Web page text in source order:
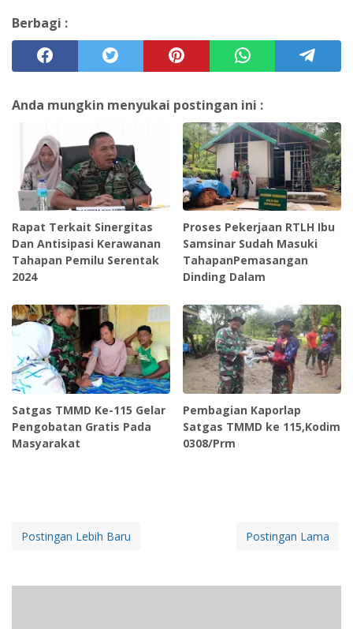
Berbagi :
Anda mungkin menyukai postingan ini :
Rapat Terkait Sinergitas
Dan Antisipasi Kerawanan
Tahapan Pemilu Serentak
2024
Proses Pekerjaan RTLH Ibu
Samsinar Sudah Masuki
TahapanPemasangan
Dinding Dalam
Satgas TMMD Ke-115 Gelar
Pengobatan Gratis Pada
Masyarakat
Pembagian Kaporlap
Satgas TMMD ke 115,Kodim
0308/Prm
Postingan Lebih Baru Postingan Lama